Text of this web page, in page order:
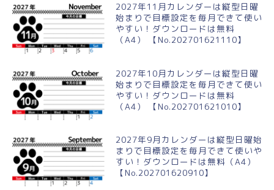
2027年11月カレンダーは縦型日曜
始まりで目標設定を毎月できて使い
やすい！ダウンロードは無料
（A4） 【No.202701621110】
2027年10月カレンダーは縦型日曜
始まりで目標設定を毎月できて使い
やすい！ダウンロードは無料
（A4） 【No.202701621010】
2027年9月カレンダーは縦型日曜始
まりで目標設定を毎月できて使いや
すい！ダウンロードは無料（A4）
【No.202701620910】